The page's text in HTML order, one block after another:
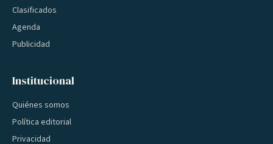
Clasificados
Agenda
Publicidad
Institucional
Quiénes somos
Política editorial
Privacidad